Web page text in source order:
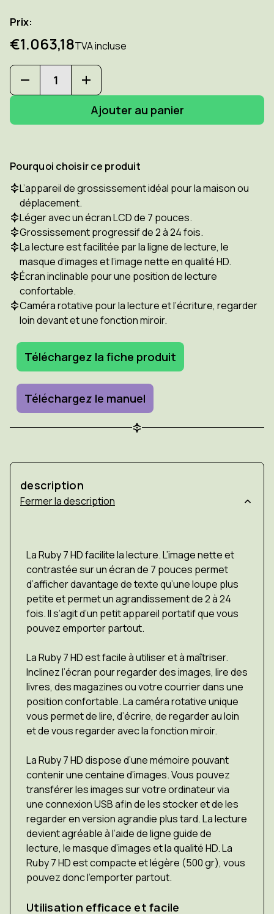
Prix:
€1.063,18TVA incluse
Diminuer
la
FS
7"
-
loupe
électronique
portable
avec
son
propre
écran
Augmenter
la
quantité
pour
FS
7"
-
loupe
électronique
avec
son
propre
écran
Pourquoi choisir ce produit
L’appareil de grossissement idéal pour la maison ou
déplacement.
Léger avec un écran LCD de 7 pouces.
Grossissement progressif de 2 à 24 fois.
La lecture est facilitée par la ligne de lecture, le
masque d’images et l’image nette en qualité HD.
Écran inclinable pour une position de lecture
confortable.
Caméra rotative pour la lecture et l’écriture, regarder
loin devant et une fonction miroir.
Téléchargez la fiche produit
Téléchargez le manuel
description
description
La Ruby 7 HD facilite la lecture. L’image nette et
contrastée sur un écran de 7 pouces permet
d’afficher davantage de texte qu’une loupe plus
petite et permet un agrandissement de 2 à 24
fois. Il s’agit d’un petit appareil portatif que vous
pouvez emporter partout.
La Ruby 7 HD est facile à utiliser et à maîtriser.
Inclinez l’écran pour regarder des images, lire des
livres, des magazines ou votre courrier dans une
position confortable. La caméra rotative unique
vous permet de lire, d’écrire, de regarder au loin
et de vous regarder avec la fonction miroir.
La Ruby 7 HD dispose d’une mémoire pouvant
contenir une centaine d’images. Vous pouvez
transférer les images sur votre ordinateur via
une connexion USB afin de les stocker et de les
regarder en version agrandie plus tard. La lecture
devient agréable à l’aide de ligne guide de
lecture, le masque d’images et la qualité HD. La
Ruby 7 HD est compacte et légère (500 gr), vous
pouvez donc l’emporter partout.
Utilisation efficace et facile